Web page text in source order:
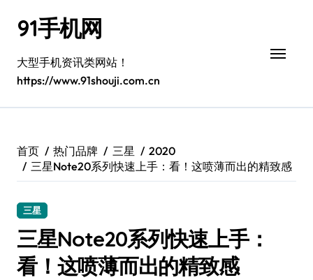
91手机网
大型手机资讯类网站！
https://www.91shouji.com.cn
首页 热门品牌 三星
2020
三星Note20系列快速上手：看！这喷薄而出的精致感
三星
三星Note20系列快速上手：
看！这喷薄而出的精致感